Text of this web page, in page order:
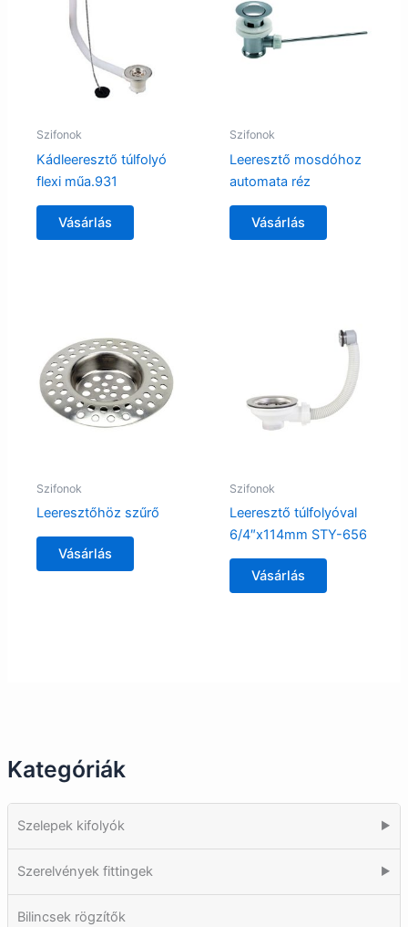
Kategóriák
Szelepek kifolyók ▶
Szerelvények fittingek ▶
Bilincsek rögzítők
Szifonok
Kádleeresztő túlfolyó
flexi műa.931
Vásárlás
Szifonok
Leeresztő mosdóhoz
automata réz
Vásárlás
Szifonok
Leeresztőhöz szűrő
Vásárlás
Szifonok
Leeresztő túlfolyóval
6/4″x114mm STY-656
Vásárlás